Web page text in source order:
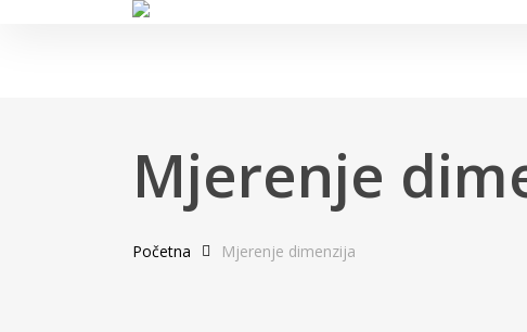
Mjerenje
Početna Mjerenje dimenzija